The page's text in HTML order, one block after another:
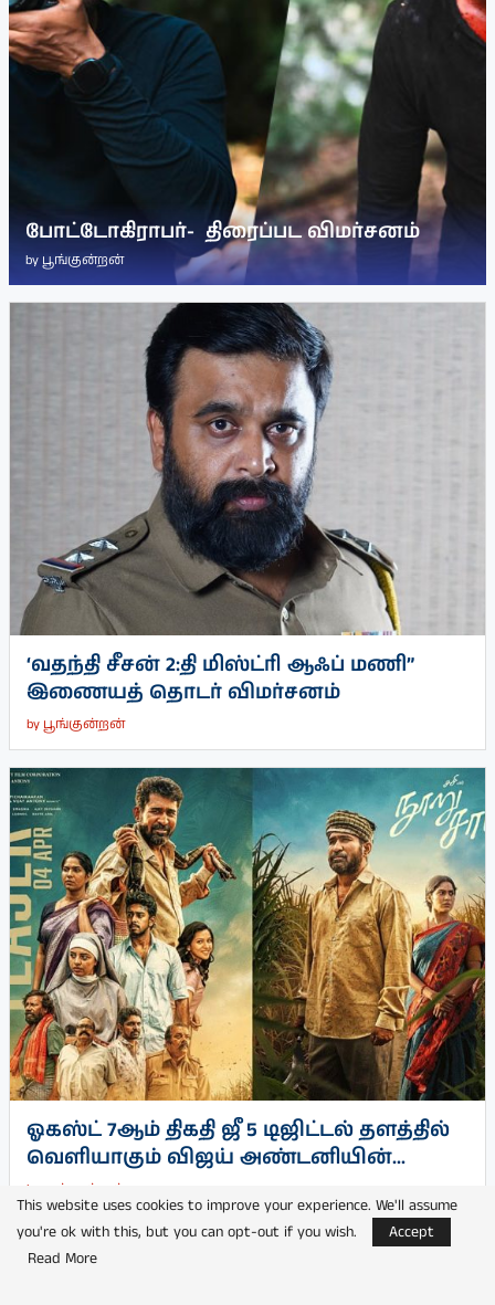
போட்டோகிராபர்- ‌ திரைப்பட விமர்சனம்
by பூங்குன்றன்
‘வதந்தி சீசன் 2:தி மிஸ்ட்ரி ஆஃப் மணி”
இணையத் தொடர் விமர்சனம்
by பூங்குன்றன்
ஓகஸ்ட் 7ஆம் திகதி ஜீ 5 டிஜிட்டல் தளத்தில்
வெளியாகும் விஜய் அண்டனியின்...
by பூங்குன்றன்
This website uses cookies to improve your experience. We'll assume
you're ok with this, but you can opt-out if you wish.
Accept
Read More